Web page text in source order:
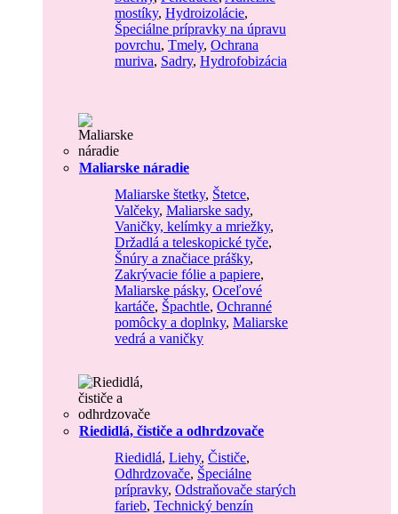
mostíky, Hydroizolácie,
Špeciálne prípravky na úpravu
povrchu, Tmely, Ochrana
muriva, Sadry, Hydrofobizácia
Maliarske náradie
Maliarske štetky, Štetce,
Valčeky, Maliarske sady,
Vaničky, kelímky a mriežky,
Držadlá a teleskopické tyče,
Šnúry a značiace prášky,
Zakrývacie fólie a papiere,
Maliarske pásky, Oceľové
kartáče, Špachtle, Ochranné
pomôcky a doplnky, Maliarske
vedrá a vaničky
Riedidlá, čističe a odhrdzovače
Riedidlá, Liehy, Čističe,
Odhrdzovače, Špeciálne
prípravky, Odstraňovače starých
farieb, Technický benzín